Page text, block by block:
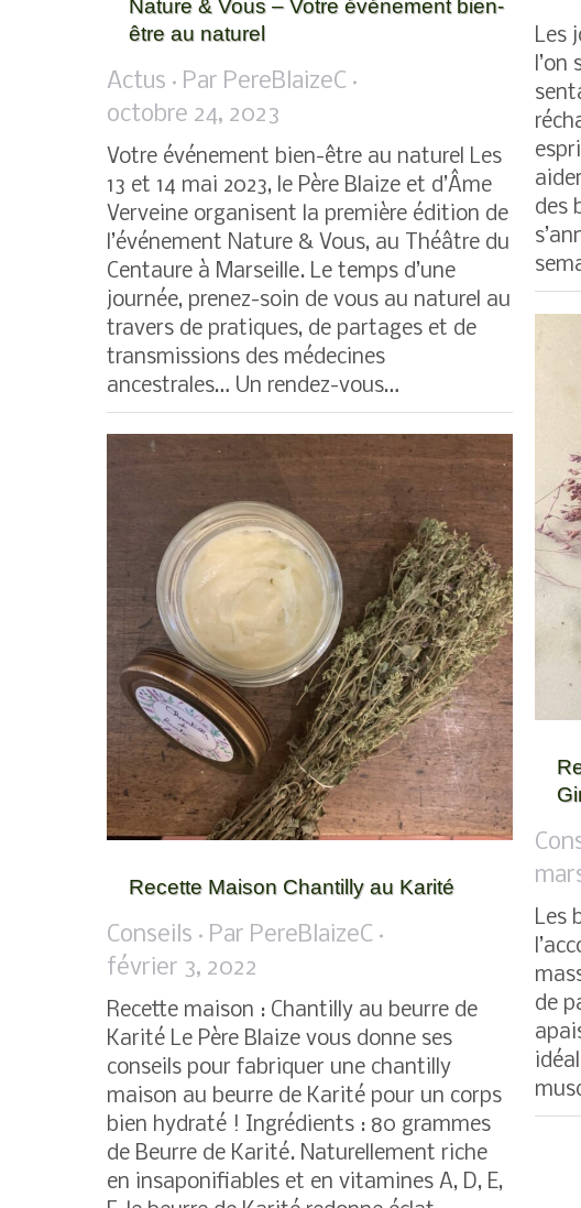
Nature & Vous – Votre événement bien-
être au naturel
Actus Par PereBlaizeC
octobre 24, 2023
Votre événement bien-être au naturel Les
13 et 14 mai 2023, le Père Blaize et d’Âme
Verveine organisent la première édition de
l’événement Nature & Vous, au Théâtre du
Centaure à Marseille. Le temps d’une
journée, prenez-soin de vous au naturel au
travers de pratiques, de partages et de
transmissions des médecines
ancestrales… Un rendez-vous…
Les
l’on
des
Les
de
Recette Maison Chantilly au Karité
Conseils Par PereBlaizeC
février 3, 2022
Recette maison : Chantilly au beurre de
Karité Le Père Blaize vous donne ses
conseils pour fabriquer une chantilly
maison au beurre de Karité pour un corps
bien hydraté ! Ingrédients : 80 grammes
de Beurre de Karité. Naturellement riche
en insaponifiables et en vitamines A, D, E,